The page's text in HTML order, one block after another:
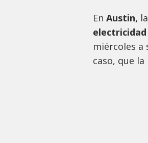
En Austin,
electricidad
miércoles a
caso, que